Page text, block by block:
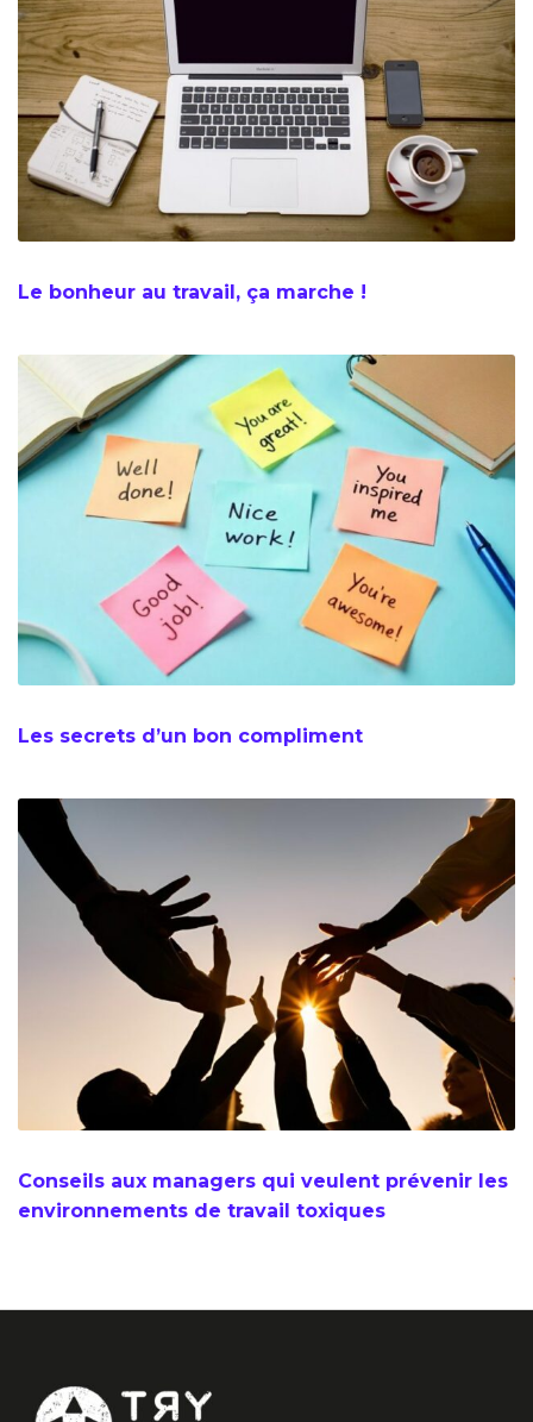
Le bonheur au travail, ça marche !
Les secrets d’un bon compliment
Conseils aux managers qui veulent prévenir les
environnements de travail toxiques